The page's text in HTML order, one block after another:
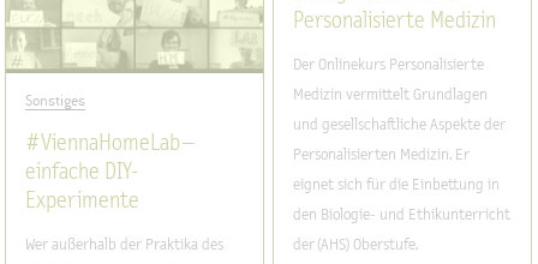
Personalisierte Medizin
Der Onlinekurs Personalisierte
Medizin vermittelt Grundlagen
und gesellschaftliche Aspekte der
Personalisierten Medizin. Er
eignet sich für die Einbettung in
den Biologie- und Ethikunterricht
der (AHS) Oberstufe.
Sonstiges
#ViennaHomeLab –
einfache DIY-
Experimente
Wer außerhalb der Praktika des